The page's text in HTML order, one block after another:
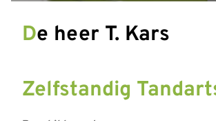
De heer T. Kars
Zelfstandig